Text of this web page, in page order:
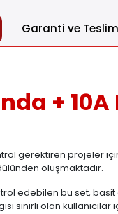
Garanti ve
+
gerektiren
oluşmaktadır.
edebilen bu set,
sınırlı olan